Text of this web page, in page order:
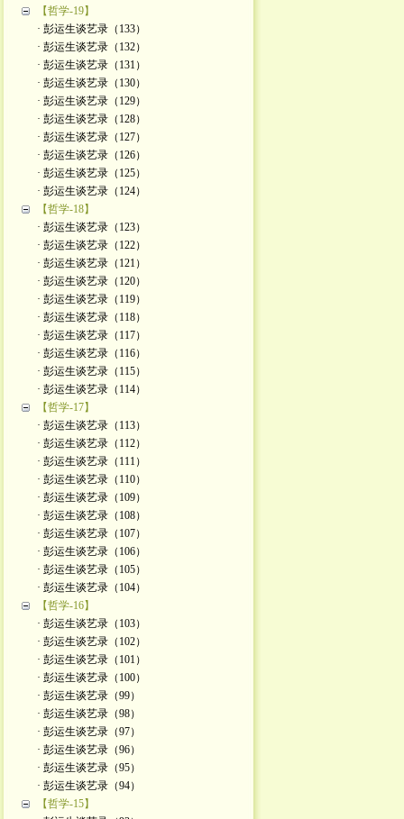
【哲学-19】
· 彭运生谈艺录（133）
· 彭运生谈艺录（132）
· 彭运生谈艺录（131）
· 彭运生谈艺录（130）
· 彭运生谈艺录（129）
· 彭运生谈艺录（128）
· 彭运生谈艺录（127）
· 彭运生谈艺录（126）
· 彭运生谈艺录（125）
· 彭运生谈艺录（124）
【哲学-18】
· 彭运生谈艺录（123）
· 彭运生谈艺录（122）
· 彭运生谈艺录（121）
· 彭运生谈艺录（120）
· 彭运生谈艺录（119）
· 彭运生谈艺录（118）
· 彭运生谈艺录（117）
· 彭运生谈艺录（116）
· 彭运生谈艺录（115）
· 彭运生谈艺录（114）
【哲学-17】
· 彭运生谈艺录（113）
· 彭运生谈艺录（112）
· 彭运生谈艺录（111）
· 彭运生谈艺录（110）
· 彭运生谈艺录（109）
· 彭运生谈艺录（108）
· 彭运生谈艺录（107）
· 彭运生谈艺录（106）
· 彭运生谈艺录（105）
· 彭运生谈艺录（104）
【哲学-16】
· 彭运生谈艺录（103）
· 彭运生谈艺录（102）
· 彭运生谈艺录（101）
· 彭运生谈艺录（100）
· 彭运生谈艺录（99）
· 彭运生谈艺录（98）
· 彭运生谈艺录（97）
· 彭运生谈艺录（96）
· 彭运生谈艺录（95）
· 彭运生谈艺录（94）
【哲学-15】